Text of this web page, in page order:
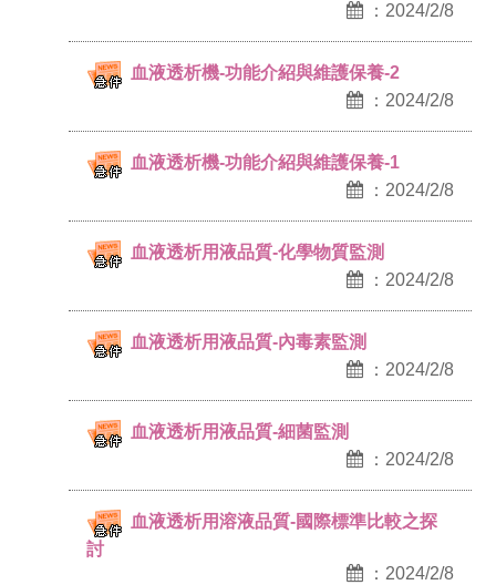
：2024/2/8
血液透析機-功能介紹與維護保養-2
：2024/2/8
血液透析機-功能介紹與維護保養-1
：2024/2/8
血液透析用液品質-化學物質監測
：2024/2/8
血液透析用液品質-內毒素監測
：2024/2/8
血液透析用液品質-細菌監測
：2024/2/8
血液透析用溶液品質-國際標準比較之探
討
：2024/2/8